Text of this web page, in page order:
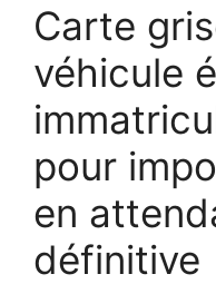
Carte
véhicule
pour
en
définitive